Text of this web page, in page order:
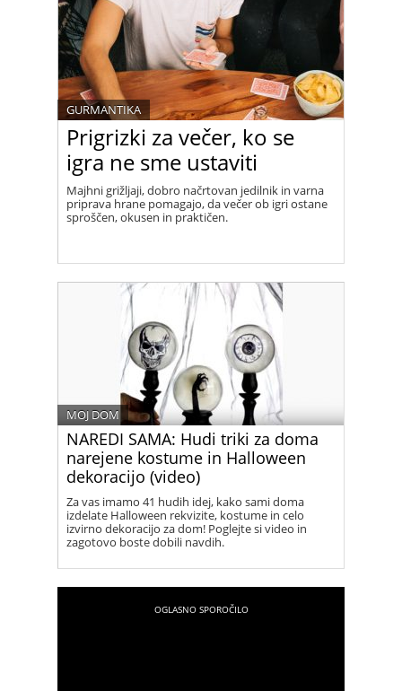
Prigrizki za večer, ko se
igra ne sme ustaviti
GURMANTIKA
Majhni grižljaji, dobro načrtovan jedilnik in varna
priprava hrane pomagajo, da večer ob igri ostane
sproščen, okusen in praktičen.
NAREDI SAMA: Hudi triki za doma
narejene kostume in Halloween
dekoracijo (video)
MOJ DOM
Za vas imamo 41 hudih idej, kako sami doma
izdelate Halloween rekvizite, kostume in celo
izvirno dekoracijo za dom! Poglejte si video in
zagotovo boste dobili navdih.